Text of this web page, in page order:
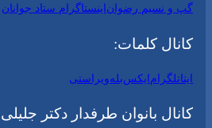
گپ و نسیم رضواناینستاگرام ستاد جوانان
کانال کلمات:
ایتاتلگرامایکسبلهویراستی
کانال بانوان طرفدار دکتر